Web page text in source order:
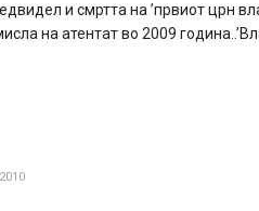
и смртта на ’првиот црн
на атентат во 2009